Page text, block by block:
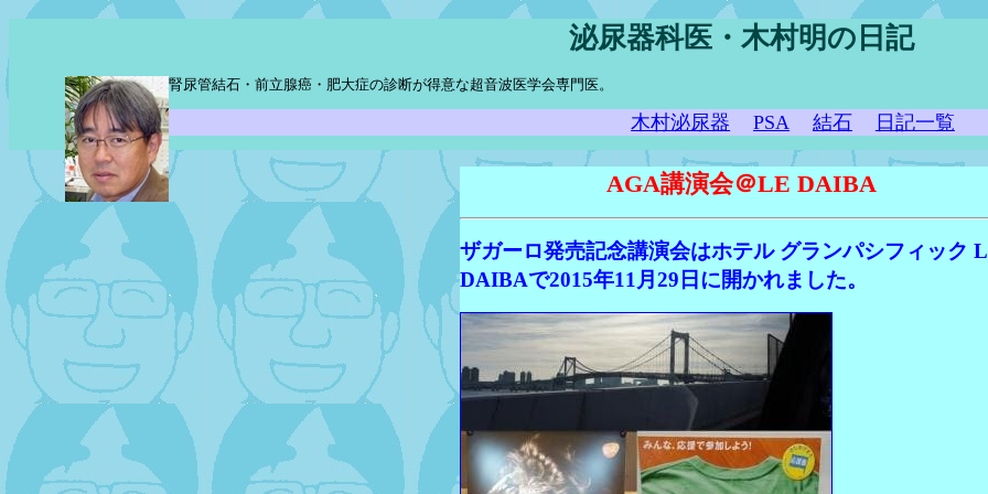
泌尿器科医・木村明の日記
腎尿管結石・前立腺癌・肥大症の診断が得意な超音波医学会専門医。
木村泌尿器 PSA 結石 日記一覧
AGA講演会＠LE DAIBA
ザガーロ発売記念講演会はホテル グランパシフィック
DAIBAで2015年11月29日に開かれました。